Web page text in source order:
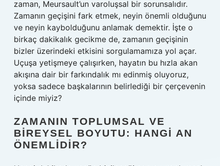
zaman, Meursault’un varoluşsal bir sorunsalıdır.
Zamanın geçişini fark etmek, neyin önemli olduğunu
ve neyin kaybolduğunu anlamak demektir. İşte o
birkaç dakikalık gecikme de, zamanın geçişinin
bizler üzerindeki etkisini sorgulamamıza yol açar.
Uçuşa yetişmeye çalışırken, hayatın bu hızla akan
akışına dair bir farkındalık mı edinmiş oluyoruz,
yoksa sadece başkalarının belirlediği bir çerçevenin
içinde miyiz?
ZAMANIN TOPLUMSAL VE
BIREYSEL BOYUTU: HANGI AN
ÖNEMLIDIR?